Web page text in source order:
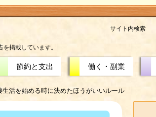
掲載しています。
サイト内検索
節約と支出 働く・副業
生活を始める時に決めたほうがいいルール